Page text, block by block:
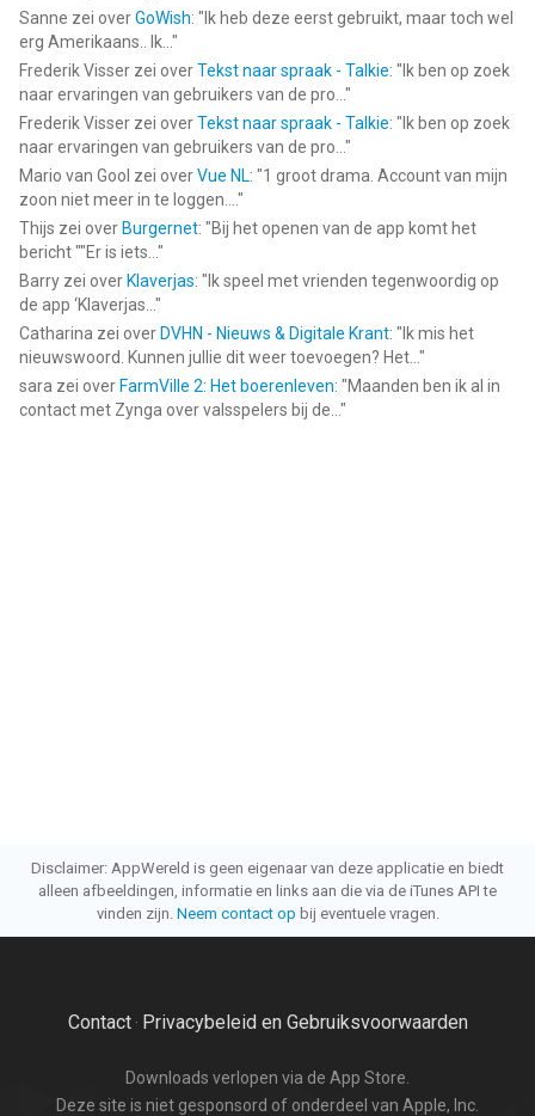
Sanne zei overGoWish: " Ik heb deze eerst gebruikt, maar toch wel
erg Amerikaans.. Ik... "
Frederik Visser zei overTekst naar spraak - Talkie: " Ik ben op zoek
naar ervaringen van gebruikers van de pro... "
Frederik Visser zei overTekst naar spraak - Talkie: " Ik ben op zoek
naar ervaringen van gebruikers van de pro... "
Mario van Gool zei overVue NL: "1 groot drama. Account van mijn
zoon niet meer in te loggen.... "
Thijs zei over Burgernet: "Bij het openen van de app komt het
bericht ""Er is iets... "
Barry zei over Klaverjas: " Ik speel met vrienden tegenwoordig op
de app ‘Klaverjas... "
Catharina zei over DVHN - Nieuws & Digitale Krant: " Ik mis het
nieuwswoord. Kunnen jullie dit weer toevoegen? Het... "
sara zei over FarmVille 2: Het boerenleven: "Maanden ben ik al in
contact met Zynga over valsspelers bij de... "
Disclaimer: AppWereld is geen eigenaar van deze applicatie en biedt
alleen afbeeldingen, informatie en links aan die via de iTunes API te
vinden zijn. Neem contact op bij eventuele vragen.
Contact· Privacybeleid en Gebruiksvoorwaarden
Downloads verlopen via de App Store.
Deze site is niet gesponsord of onderdeel van Apple, Inc.